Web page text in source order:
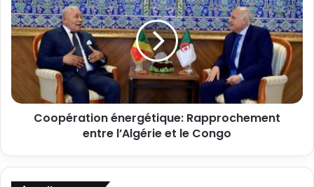
Coopération énergétique: Rapprochement
entre l’Algérie et le Congo